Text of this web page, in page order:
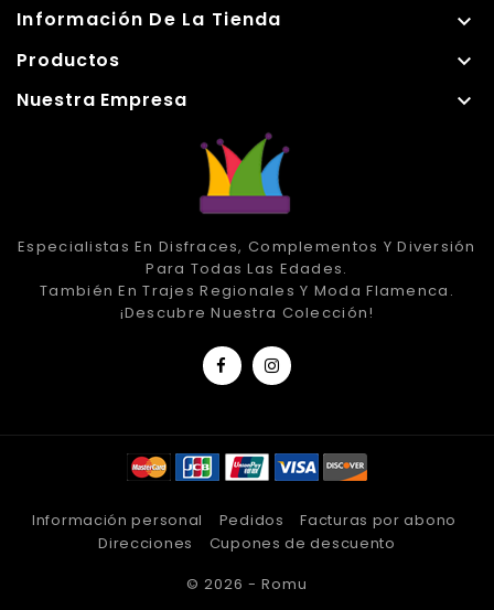
Información De La Tienda 
Productos 
Nuestra Empresa 
Especialistas En Disfraces, Complementos Y Diversión
Para Todas Las Edades.
También En Trajes Regionales Y Moda Flamenca.
¡Descubre Nuestra Colección!
Información personal Pedidos
Facturas por abono
Direcciones
Cupones de descuento
© 2026 - Romu